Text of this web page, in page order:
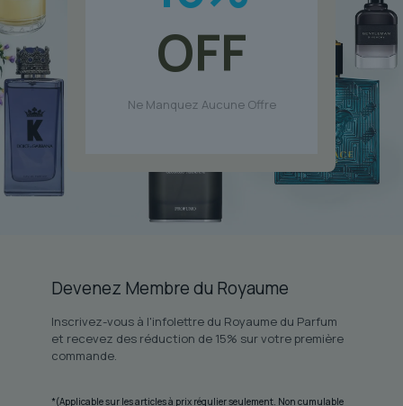
OFF
Ne Manquez Aucune Offre
Devenez Membre du Royaume
Inscrivez-vous à l'infolettre du Royaume du Parfum
et recevez des réduction de 15% sur votre première
commande.
*(Applicable sur les articles à prix régulier seulement. Non cumulable